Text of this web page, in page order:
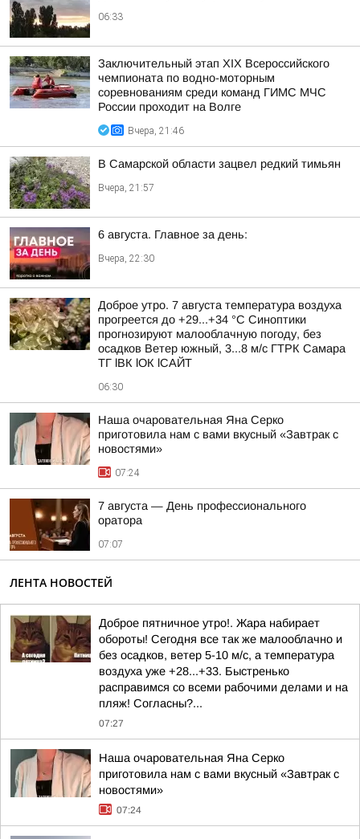
06:33
Заключительный этап XIХ Всероссийского
чемпионата по водно-моторным
соревнованиям среди команд ГИМС МЧС
России проходит на Волге
Вчера, 21:46
В Самарской области зацвел редкий тимьян
Вчера, 21:57
6 августа. Главное за день:
Вчера, 22:30
Доброе утро. 7 августа температура воздуха
прогреется до +29...+34 °C Синоптики
прогнозируют малооблачную погоду, без
осадков Ветер южный, 3...8 м/с ГТРК Самара
ТГ lВК lОК lСАЙТ
06:30
Наша очаровательная Яна Серко
приготовила нам с вами вкусный «Завтрак с
новостями»
07:24
7 августа — День профессионального
оратора
07:07
ЛЕНТА НОВОСТЕЙ
Доброе пятничное утро!. Жара набирает
обороты! Сегодня все так же малооблачно и
без осадков, ветер 5-10 м/с, а температура
воздуха уже +28...+33. Быстренько
расправимся со всеми рабочими делами и на
пляж! Согласны?...
07:27
Наша очаровательная Яна Серко
приготовила нам с вами вкусный «Завтрак с
новостями»
07:24